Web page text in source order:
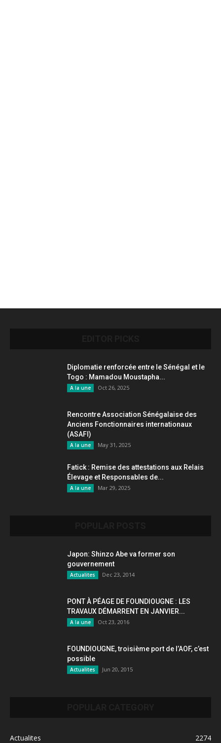
Diplomatie renforcée entre le Sénégal et le
Togo : Mamadou Moustapha...
A la une Oct 26, 2025
Rencontre Association Sénégalaise des
Anciens Fonctionnaires internationaux
(ASAFI)
A la une May 31, 2025
Fatick : Remise des attestations aux Relais
Élevage et Responsables de...
A la une Mar 29, 2025
Japon: Shinzo Abe va former son
gouvernement
Actualites Dec 23, 2014
PONT À PÉAGE DE FOUNDIOUGNE : LES
TRAVAUX DÉMARRENT EN JANVIER...
A la une Oct 23, 2016
FOUNDIOUGNE, troisième port de l’AOF, c’est
possible
Actualites Jun 20, 2015
Actualites
2274